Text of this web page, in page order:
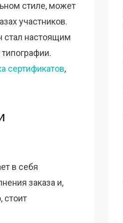
стиле, может
участников.
стал настоящим
сертификатов,
в себя
заказа и,
стоит